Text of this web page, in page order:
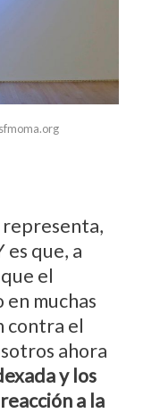
representa,
es que, a
el
muchas
contra el
ahora
y los
a la